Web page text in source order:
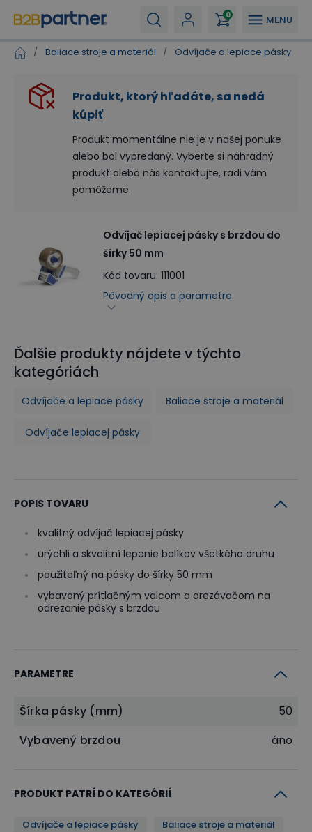
MENU
0
/ Baliace stroje a materiál / Odvíjače a lepiace pásky
Odvíjač lepiacej pásky s brzdou do
šírky 50 mm
Kód tovaru: 111001
Pôvodný opis a parametre
Produkt, ktorý hľadáte, sa nedá
kúpiť
Produkt momentálne nie je v našej ponuke
alebo bol vypredaný. Vyberte si náhradný
produkt alebo nás kontaktujte, radi vám
pomôžeme.
Ďalšie produkty nájdete v týchto
kategóriách
Odvíjače a lepiace pásky Baliace stroje a materiál
Odvíjače lepiacej pásky
POPIS TOVARU
kvalitný odvíjač lepiacej pásky
urýchli a skvalitní lepenie balíkov všetkého druhu
použiteľný na pásky do šírky 50 mm
vybavený prítlačným valcom a orezávačom na
odrezanie pásky s brzdou
PARAMETRE
Šírka pásky (mm)
50
Vybavený brzdou
áno
PRODUKT PATRÍ DO KATEGÓRIÍ
Odvíjače a lepiace pásky
Baliace stroje a materiál